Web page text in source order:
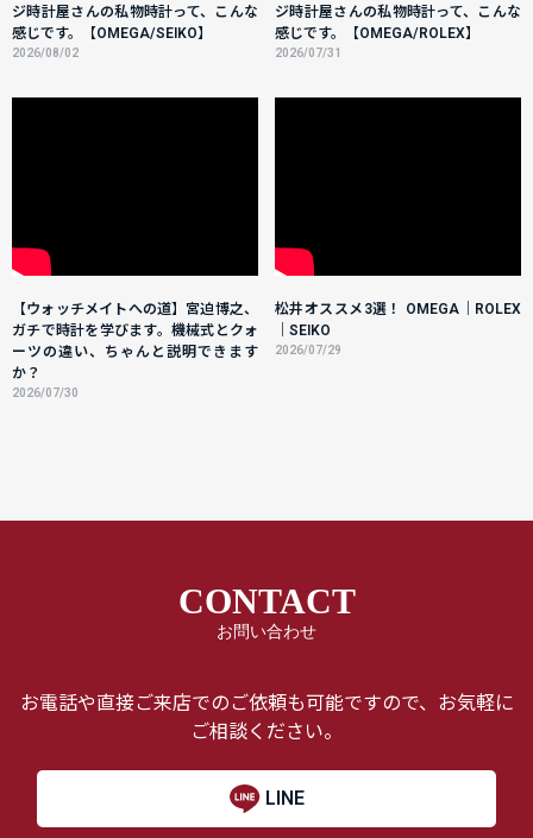
ジ時計屋さんの私物時計って、こんな
感じです。【OMEGA/SEIKO】
2026/08/02
ジ時計屋さんの私物時計って、こんな
感じです。【OMEGA/ROLEX】
2026/07/31
【ウォッチメイトへの道】宮迫博之、
ガチで時計を学びます。機械式とクォ
ーツの違い、ちゃんと説明できます
か？
2026/07/30
松井オススメ3選！ OMEGA｜ROLEX
｜SEIKO
2026/07/29
CONTACT
お問い合わせ
お電話や直接ご来店でのご依頼も可能ですので、お気軽に
ご相談ください。
LINE